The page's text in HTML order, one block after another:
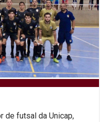
de futsal da Unicap,